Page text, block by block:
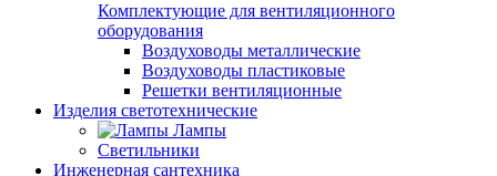
Комплектующие для вентиляционного
оборудования
Воздуховоды металлические
Воздуховоды пластиковые
Решетки вентиляционные
Изделия светотехнические
Лампы
Светильники
Инженерная сантехника